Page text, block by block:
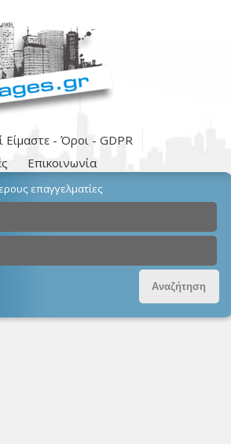
Είμαστε - Όροι - GDPR
Επικοινωνία
επαγγελματίες